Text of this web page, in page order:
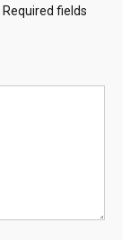
Required fields